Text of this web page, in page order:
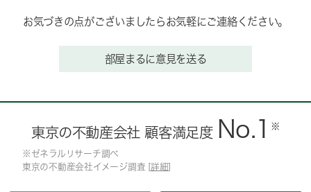
お気づきの点がございましたらお気軽にご連絡ください。
部屋まるに意見を送る
東京の不動産会社 顧客満足度 No.1 ※
※ゼネラルリサーチ調べ
東京の不動産会社イメージ調査 [ 詳細